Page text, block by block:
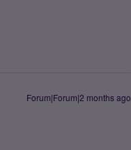
Forum|Forum|2 months ago